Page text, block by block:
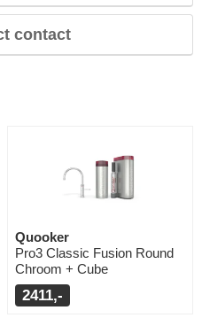
contact
Quooker
Pro3 Classic Fusion Round
Chroom + Cube
2411,-